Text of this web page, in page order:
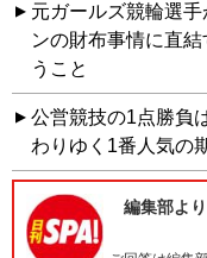
元ガールズ競輪選
ンの財布事情に直結
うこと
公営競技の1点勝負
わりゆく1番人気の